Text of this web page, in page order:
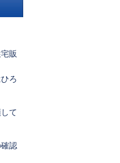
販
ろ
て
認